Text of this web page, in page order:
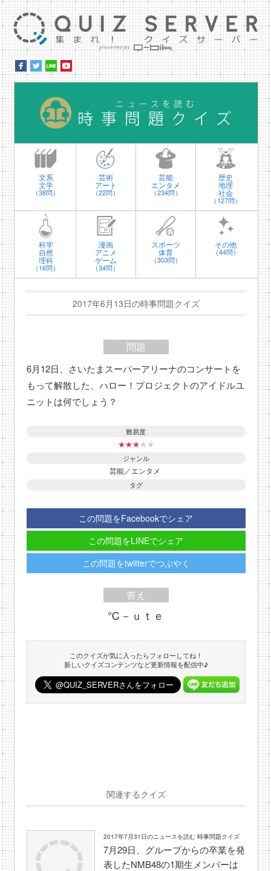
文系
文学
（38問）
芸術
アート
（22問）
芸能
エンタメ
（234問）
歴史
地理
社会
（127問）
科学
自然
理科
（16問）
漫画
アニメ
ゲーム
（34問）
スポーツ
体育
（303問）
その他
（44問）
2017年6月13日の時事問題クイズ
問題
6月12日、さいたまスーパーアリーナのコンサートを
もって解散した、ハロー！プロジェクトのアイドルユ
ニットは何でしょう？
難易度
★★★★ ★
ジャンル
芸能／エンタメ
タグ
この問題をFacebookでシェア
この問題をLINEでシェア
この問題をtwitterでつぶやく
答え
℃－ｕｔｅ
このクイズが気に入ったらフォローしてね！
新しいクイズコンテンツなど更新情報を配信中♪
関連するクイズ
2017年7月31日のニュースを読む 時事問題クイズ
7月29日、グループからの卒業を発
表したNMB48の1期生メンバーは